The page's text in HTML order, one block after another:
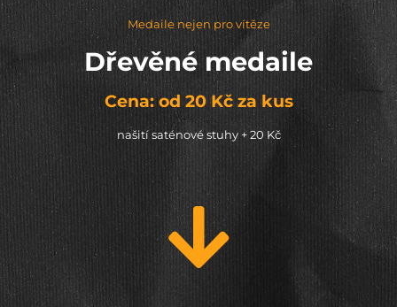
Medaile nejen pro vítěze
Dřevěné medaile
Cena: od 20 Kč za kus
našití saténové stuhy + 20 Kč